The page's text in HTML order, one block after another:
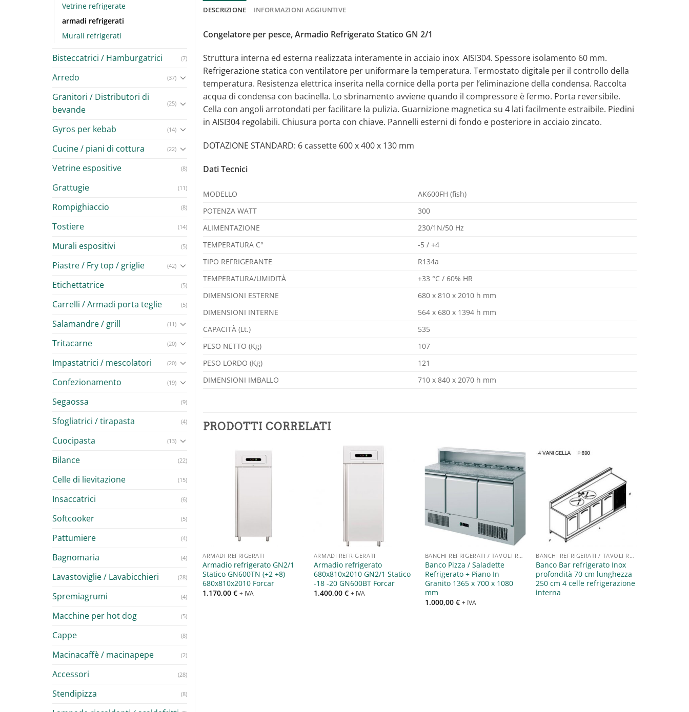
Vetrine refrigerate
armadi refrigerati
Murali refrigerati
Bisteccatrici / Hamburgatrici (7)
Arredo (37)
Granitori / Distributori di
bevande
(25)
Gyros per kebab (14)
Cucine / piani di cottura (22)
Vetrine espositive (8)
Grattugie (11)
Rompighiaccio (8)
Tostiere (14)
Murali espositivi (5)
Piastre / Fry top / griglie (42)
Etichettatrice (5)
Carrelli / Armadi porta teglie (5)
Salamandre / grill (11)
Tritacarne (20)
Impastatrici / mescolatori (20)
Confezionamento (19)
Segaossa (9)
Sfogliatrici / tirapasta (4)
Cuocipasta (13)
Bilance (22)
Celle di lievitazione (15)
Insaccatrici (6)
Softcooker (5)
Pattumiere (4)
Bagnomaria (4)
Lavastoviglie / Lavabicchieri (28)
Spremiagrumi (4)
Macchine per hot dog (5)
Cappe (8)
Macinacaffè / macinapepe (2)
Accessori (28)
Stendipizza (8)
DESCRIZIONE INFORMAZIONI AGGIUNTIVE
Congelatore per pesce, Armadio Refrigerato Statico GN 2/1
Struttura interna ed esterna realizzata interamente in acciaio inox AISI304. Spessore isolamento 60 mm.
Refrigerazione statica con ventilatore per uniformare la temperatura. Termostato digitale per il controllo della
temperatura. Resistenza elettrica inserita nella cornice della porta per l’eliminazione della condensa. Raccolta
acqua di condensa con bacinella. Lo sbrinamento avviene quando il compressore è fermo. Porta reversibile.
Cella con angoli arrotondati per facilitare la pulizia. Guarnizione magnetica su 4 lati facilmente estraibile. Piedini
in AISI304 regolabili. Chiusura porta con chiave. Pannelli esterni di fondo e posteriore in acciaio zincato.
DOTAZIONE STANDARD: 6 cassette 600 x 400 x 130 mm
Dati Tecnici
MODELLO
AK600FH (fish)
POTENZA WATT
300
ALIMENTAZIONE
230/1N/50 Hz
TEMPERATURA C°
-5 / +4
TIPO REFRIGERANTE
R134a
TEMPERATURA/UMIDITÀ
+33 °C / 60% HR
DIMENSIONI ESTERNE
680 x 810 x 2010 h mm
DIMENSIONI INTERNE
564 x 680 x 1394 h mm
CAPACITÀ (Lt.)
535
PESO NETTO (Kg)
107
PESO LORDO (Kg)
121
DIMENSIONI IMBALLO
710 x 840 x 2070 h mm
PRODOTTI CORRELATI
ARMADI REFRIGERATI
Armadio refrigerato GN2/1
Statico GN600TN (+2 +8)
680x810x2010 Forcar
1.170,00€ + IVA
ARMADI REFRIGERATI
Armadio refrigerato
680x810x2010 GN2/1 Statico
-18 -20 GN600BT Forcar
1.400,00 € + IVA
BANCHI REFRIGERATI / TAVOLI REFRIGERATI / SALADETTE
Banco Pizza / Saladette
Refrigerato + Piano In
Granito 1365 x 700 x 1080
mm
1.000,00 € + IVA
Aggiungi
alla lista
dei
desideri
BANCHI REFRIGERATI / TAVOLI REFRIGERATI / SALADETTE
Banco Bar refrigerato Inox
profondità 70 cm lunghezza
250 cm 4 celle refrigerazione
interna
alla lista
desideri
refrigerato
TN +2/+8 295Lt
alla lista
REFRIGERATORI
238Lt
600,00